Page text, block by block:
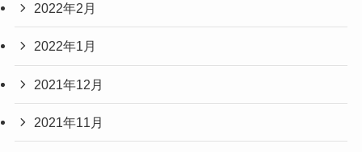
2022年2月
2022年1月
2021年12月
2021年11月